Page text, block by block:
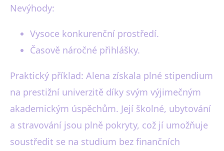
Nevýhody:
Vysoce konkurenční prostředí.
Časově náročné přihlášky.
Praktický příklad: Alena získala plné stipendium
na prestižní univerzitě díky svým výjimečným
akademickým úspěchům. Její školné, ubytování
a stravování jsou plně pokryty, což jí umožňuje
soustředit se na studium bez finančních